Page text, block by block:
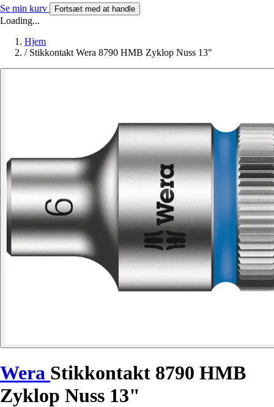
Se min kurv Fortsæt med at handle
Loading...
Hjem
/ Stikkontakt Wera 8790 HMB Zyklop Nuss 13"
Wera Stikkontakt 8790 HMB
Zyklop Nuss 13"